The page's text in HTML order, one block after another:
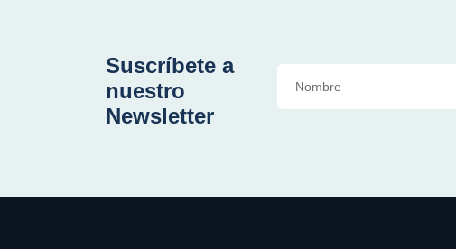
Suscríbete a
nuestro
Newsletter